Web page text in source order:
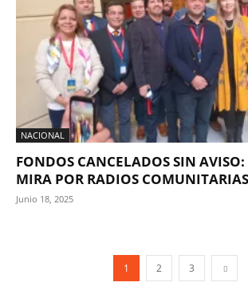
NACIONAL
FONDOS CANCELADOS SIN
MIRA POR RADIOS COMUNITARIAS
Junio 18, 2025
1 2 3